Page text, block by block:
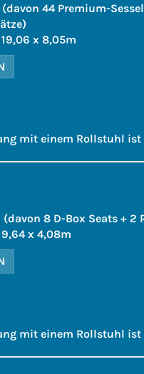
(davon 44 Premium-
19,06 x 8,05m
mit einem Rollstuhl
(davon 8 D-Box Seats +
9,64 x 4,08m
mit einem Rollstuhl